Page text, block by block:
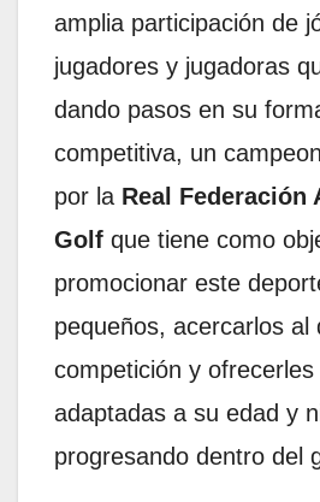
amplia participación de
jugadores y jugadoras
dando pasos en su
competitiva, un
por la Real Federación
Golf que tiene como
promocionar este
pequeños, acercarlos al
competición y
adaptadas a su edad y
progresando dentro del